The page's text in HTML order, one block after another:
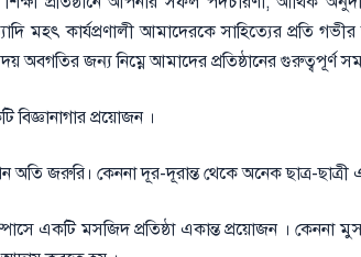
মহৎ কার্যপ্রণালী আমাদেরকে সাহিত্যের প্রতি
জন্য নিম্নে আমাদের প্রতিষ্ঠানের গুরুত্বপূর্ণ
বিজ্ঞানাগার প্রয়োজন ।
অতি জরুরি। কেননা দূর-দূরান্ত থেকে অনেক ছাত্র-
একটি মসজিদ প্রতিষ্ঠা একান্ত প্রয়োজন ।